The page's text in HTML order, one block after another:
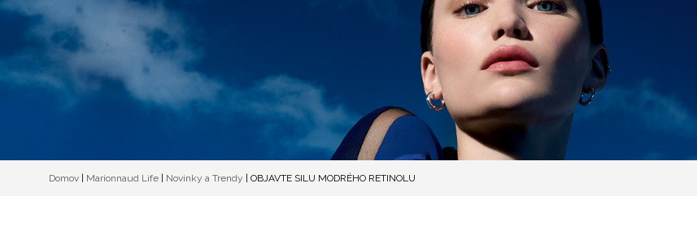
Domov | Marionnaud Life | Novinky a Trendy | OBJAVTE SILU MODRÉHO RETINOLU